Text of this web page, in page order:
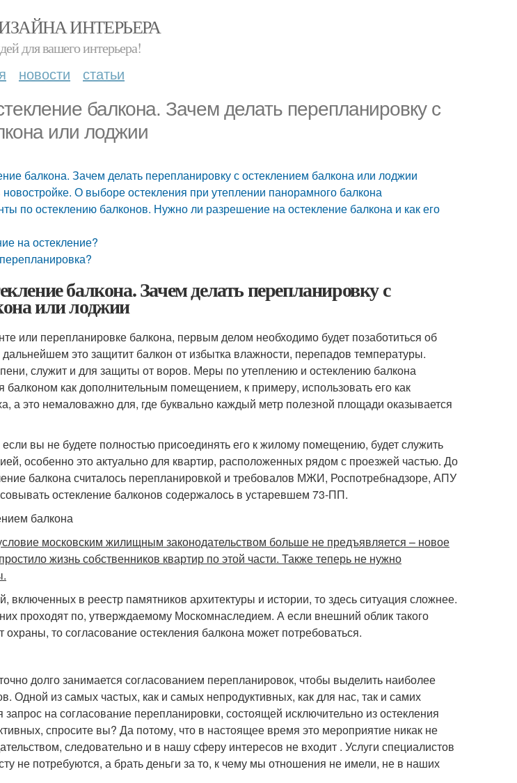
ИНТЕРЬЕРА
для вашего интерьера!
новости статьи
балкона. Зачем делать перепланировку с
или лоджии
балкона. Зачем делать перепланировку с остеклением балкона или лоджии
О выборе остекления при утеплении панорамного балкона
по остеклению балконов. Нужно ли разрешение на остекление балкона и как его
на остекление?
балкона. Зачем делать перепланировку с
или лоджии
или перепланировке балкона, первым делом необходимо будет позаботиться об
это защитит балкон от избытка влажности, перепадов температуры.
служит и для защиты от воров. Меры по утеплению и остеклению балкона
балконом как дополнительным помещением, к примеру, использовать его как
а это немаловажно для, где буквально каждый метр полезной площади оказывается
вы не будете полностью присоединять его к жилому помещению, будет служить
особенно это актуально для квартир, расположенных рядом с проезжей частью. До
балкона считалось перепланировкой и требовалов МЖИ, Роспотребнадзоре, АПУ
остекление балконов содержалось в устаревшем 73-ПП.
балкона
московским жилищным законодательством больше не предъявляется – новое
жизнь собственников квартир по этой части. Также теперь не нужно
включенных в реестр памятников архитектуры и истории, то здесь ситуация сложнее.
проходят по, утверждаемому Москомнаследием. А если внешний облик такого
охраны, то согласование остекления балкона может потребоваться.
долго занимается согласованием перепланировок, чтобы выделить наиболее
Одной из самых частых, как и самых непродуктивных, как для нас, так и самих
запрос на согласование перепланировки, состоящей исключительно из остекления
спросите вы? Да потому, что в настоящее время это мероприятие никак не
следовательно и в нашу сферу интересов не входит . Услуги специалистов
не потребуются, а брать деньги за то, к чему мы отношения не имели, не в наших